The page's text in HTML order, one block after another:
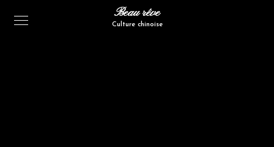
Beau rêve
Culture chinoise